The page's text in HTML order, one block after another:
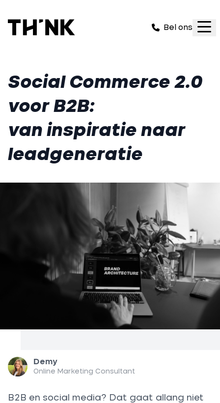
Bel ons
Social Commerce 2.0
voor B2B:
van inspiratie naar
leadgeneratie
Demy
Online Marketing Consultant
B2B en social media? Dat gaat allang niet